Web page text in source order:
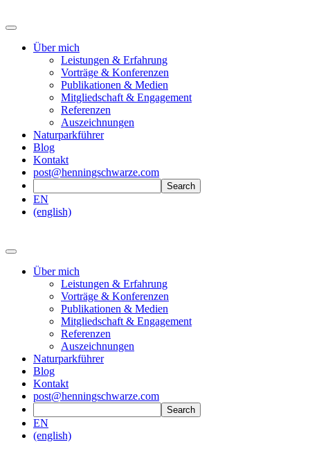
Über mich
Leistungen & Erfahrung
Vorträge & Konferenzen
Publikationen & Medien
Mitgliedschaft & Engagement
Referenzen
Auszeichnungen
Naturparkführer
Blog
Kontakt
post@henningschwarze.com
EN
(english)
Über mich
Leistungen & Erfahrung
Vorträge & Konferenzen
Publikationen & Medien
Mitgliedschaft & Engagement
Referenzen
Auszeichnungen
Naturparkführer
Blog
Kontakt
post@henningschwarze.com
EN
(english)